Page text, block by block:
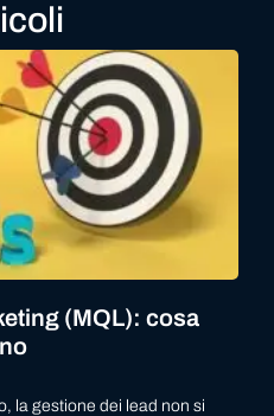
(MQL): cosa
la gestione dei lead non si